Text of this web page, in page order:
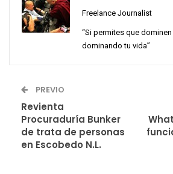
Freelance Journalist
“Si permites que
dominando tu vida”
PREVIO
Revienta
Procuraduría Bunker
de trata de personas
en Escobedo N.L.